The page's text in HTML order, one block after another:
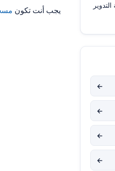
يجب أنت تكون
←
←
←
←